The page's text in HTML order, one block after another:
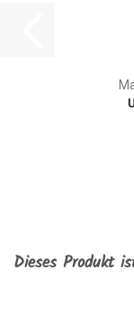
Dieses Produkt